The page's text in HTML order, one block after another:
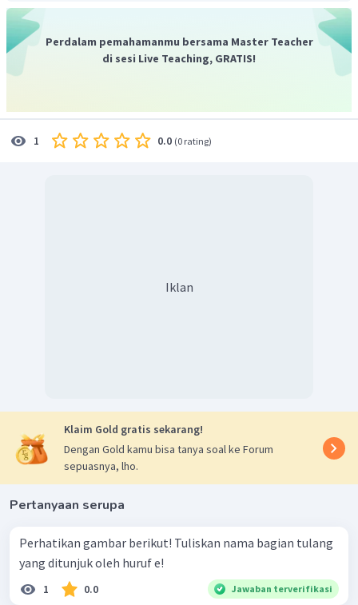
Perdalam pemahamanmu bersama Master Teacher
di sesi Live Teaching, GRATIS!
1 0.0 (0 rating)
Iklan
Klaim Gold gratis sekarang!
Dengan Gold kamu bisa tanya soal ke Forum
sepuasnya, lho.
Pertanyaan serupa
Perhatikan gambar berikut! Tuliskan nama bagian tulang
yang ditunjuk oleh huruf e!
1 0.0 Jawaban terverifikasi